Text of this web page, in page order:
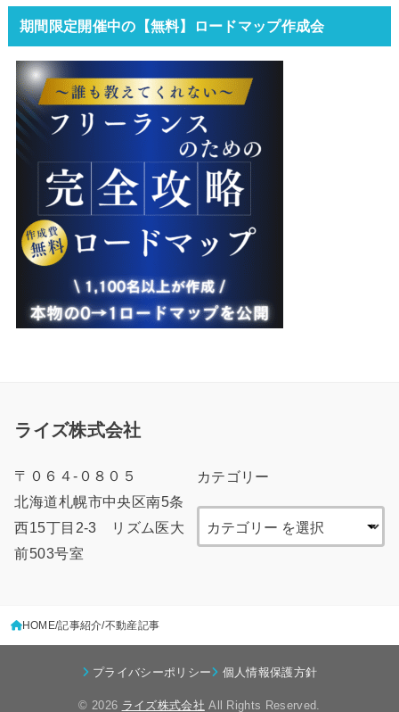
期間限定開催中の【無料】ロードマップ作成会
ライズ株式会社
カテゴリー
〒０６４-０８０５
北海道札幌市中央区南5条
西15丁目2-3 リズム医大
前503号室
HOME 記事紹介 不動産記事
プライバシーポリシー 個人情報保護方針
© 2026 ライズ株式会社 All Rights Reserved.